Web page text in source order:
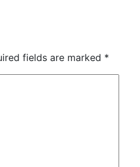
fields are marked *